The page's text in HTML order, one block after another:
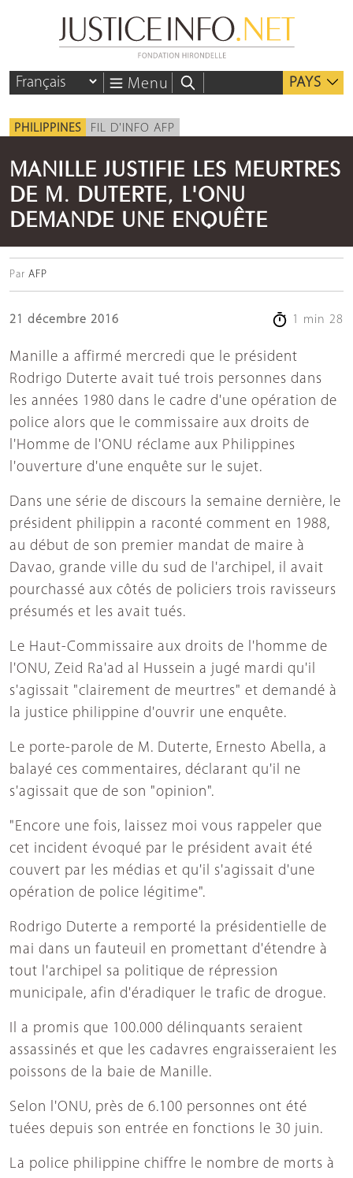
Menu PAYS
PHILIPPINES FIL D'INFO AFP
MANILLE JUSTIFIE LES MEURTRES
DE M. DUTERTE, L'ONU
DEMANDE UNE ENQUÊTE
Par AFP
21 décembre 2016 1 min 28
Manille a affirmé mercredi que le président
Rodrigo Duterte avait tué trois personnes dans
les années 1980 dans le cadre d'une opération de
police alors que le commissaire aux droits de
l'Homme de l'ONU réclame aux Philippines
l'ouverture d'une enquête sur le sujet.
Dans une série de discours la semaine dernière, le
président philippin a raconté comment en 1988,
au début de son premier mandat de maire à
Davao, grande ville du sud de l'archipel, il avait
pourchassé aux côtés de policiers trois ravisseurs
présumés et les avait tués.
Le Haut-Commissaire aux droits de l'homme de
l'ONU, Zeid Ra'ad al Hussein a jugé mardi qu'il
s'agissait "clairement de meurtres" et demandé à
la justice philippine d'ouvrir une enquête.
Le porte-parole de M. Duterte, Ernesto Abella, a
balayé ces commentaires, déclarant qu'il ne
s'agissait que de son "opinion".
"Encore une fois, laissez moi vous rappeler que
cet incident évoqué par le président avait été
couvert par les médias et qu'il s'agissait d'une
opération de police légitime".
Rodrigo Duterte a remporté la présidentielle de
mai dans un fauteuil en promettant d'étendre à
tout l'archipel sa politique de répression
municipale, afin d'éradiquer le trafic de drogue.
Il a promis que 100.000 délinquants seraient
assassinés et que les cadavres engraisseraient les
poissons de la baie de Manille.
Selon l'ONU, près de 6.100 personnes ont été
tuées depuis son entrée en fonctions le 30 juin.
La police philippine chiffre le nombre de morts à